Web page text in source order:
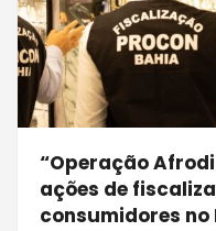
“Operação
ações de
consumidores